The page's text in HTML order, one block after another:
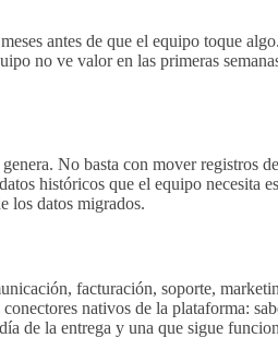
antes de que el equipo toque
no ve valor en las primeras
No basta con mover
históricos que el equipo
los datos migrados.
facturación, soporte,
nativos de la plataforma:
la entrega y una que sigue